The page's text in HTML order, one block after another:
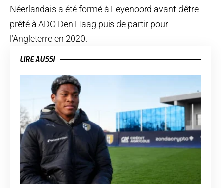
Néerlandais a été formé à Feyenoord avant d’être
prêté à ADO Den Haag puis de partir pour
l’Angleterre en 2020.
LIRE AUSSI